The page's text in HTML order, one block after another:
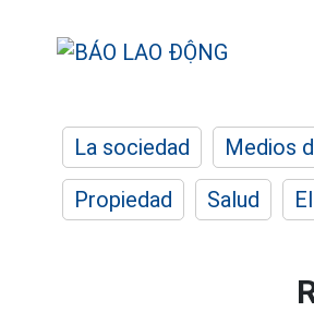
La sociedad Medios
Propiedad
Salud